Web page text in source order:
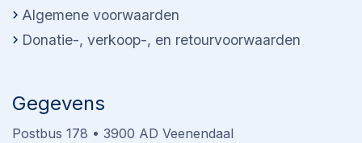
Algemene voorwaarden
Donatie-, verkoop-, en retourvoorwaarden
Gegevens
Postbus 178 • 3900 AD Veenendaal